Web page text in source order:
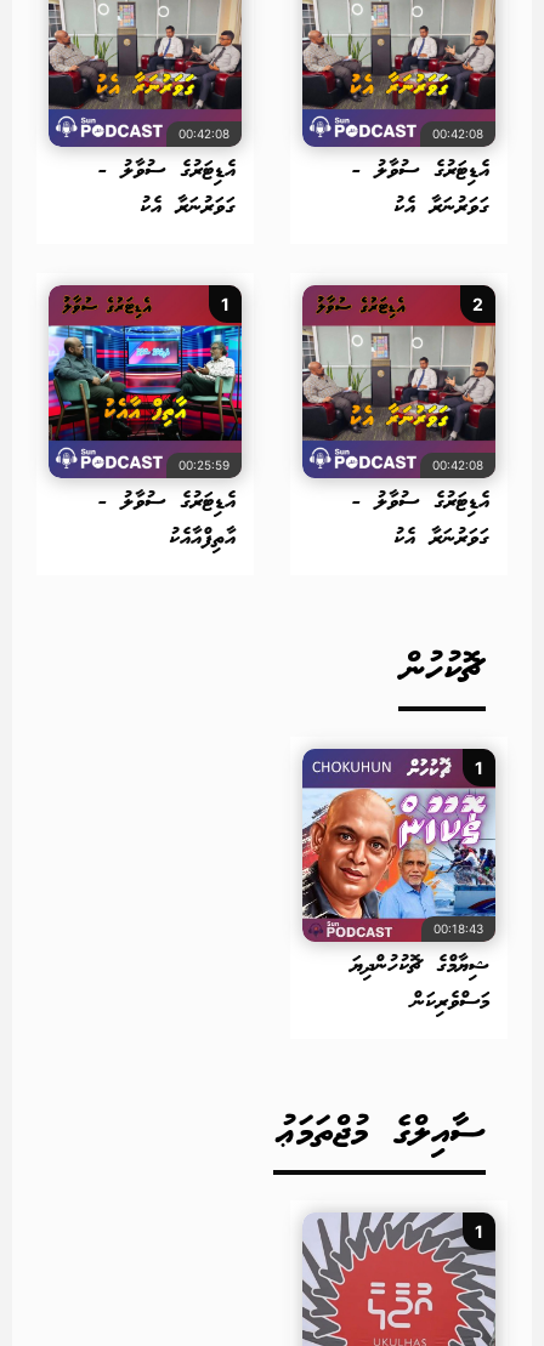
00:42:08
އެޑިޓަރުގެ ސުވާލު -
ގަވަރުނަރާ އެކު
00:42:08
އެޑިޓަރުގެ ސުވާލު -
ގަވަރުނަރާ އެކު
2
00:42:08
އެޑިޓަރުގެ ސުވާލު -
ގަވަރުނަރާ އެކު
1
00:25:59
އެޑިޓަރުގެ ސުވާލު -
އާތިފްއާއެކު
ޗޮކުހުން
1
00:18:43
ޝިޔާމްގެ ޗޮކުހުންދިޔަ
މަސްވެރިކަން
ސާއިލްގެ މުޖްތަމަޢު
1